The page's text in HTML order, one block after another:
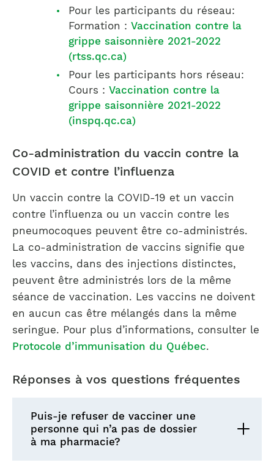
Pour les participants du réseau:
Formation : Vaccination contre la
grippe saisonnière 2021-2022
(rtss.qc.ca)
Pour les participants hors réseau:
Cours : Vaccination contre la
grippe saisonnière 2021-2022
(inspq.qc.ca)
Co-administration du vaccin contre la
COVID et contre l’influenza
Un vaccin contre la COVID-19 et un vaccin
contre l’influenza ou un vaccin contre les
pneumocoques peuvent être co-administrés.
La co-administration de vaccins signifie que
les vaccins, dans des injections distinctes,
peuvent être administrés lors de la même
séance de vaccination. Les vaccins ne doivent
en aucun cas être mélangés dans la même
seringue. Pour plus d’informations, consulter le
Protocole d’immunisation du Québec.
Réponses à vos questions fréquentes
Puis-je refuser de vacciner une
personne qui n’a pas de dossier
à ma pharmacie?